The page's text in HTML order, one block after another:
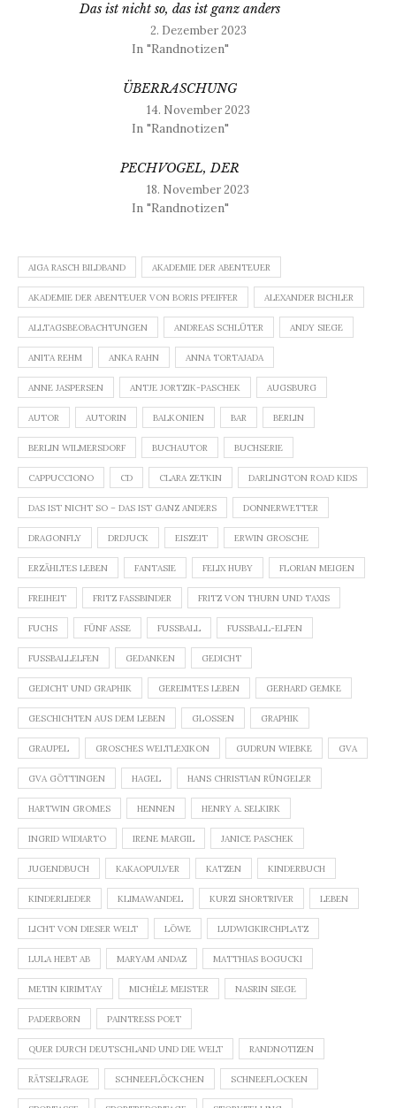
Das ist nicht so, das ist ganz anders
2. Dezember 2023
In "Randnotizen"
ÜBERRASCHUNG
14. November 2023
In "Randnotizen"
PECHVOGEL, DER
18. November 2023
In "Randnotizen"
AIGA RASCH BILDBAND AKADEMIE DER ABENTEUER
AKADEMIE DER ABENTEUER VON BORIS PFEIFFER ALEXANDER BICHLER
ALLTAGSBEOBACHTUNGEN ANDREAS SCHLÜTER ANDY SIEGE
ANITA REHM ANKA RAHN ANNA TORTAJADA
ANNE JASPERSEN ANTJE JORTZIK-PASCHEK AUGSBURG
AUTOR AUTORIN BALKONIEN BAR BERLIN
BERLIN WILMERSDORF BUCHAUTOR BUCHSERIE
CAPPUCCIONO CD CLARA ZETKIN DARLINGTON ROAD KIDS
DAS IST NICHT SO – DAS IST GANZ ANDERS DONNERWETTER
DRAGONFLY DRDJUCK EISZEIT ERWIN GROSCHE
ERZÄHLTES LEBEN FANTASIE FELIX HUBY FLORIAN MEIGEN
FREIHEIT FRITZ FASSBINDER FRITZ VON THURN UND TAXIS
FUCHS FÜNF ASSE FUSSBALL FUSSBALL-ELFEN
FUSSBALLELFEN GEDANKEN GEDICHT
GEDICHT UND GRAPHIK GEREIMTES LEBEN GERHARD GEMKE
GESCHICHTEN AUS DEM LEBEN GLOSSEN GRAPHIK
GRAUPEL GROSCHES WELTLEXIKON GUDRUN WIEBKE GVA
GVA GÖTTINGEN HAGEL HANS CHRISTIAN RÜNGELER
HARTWIN GROMES HENNEN HENRY A. SELKIRK
INGRID WIDIARTO IRENE MARGIL JANICE PASCHEK
JUGENDBUCH KAKAOPULVER KATZEN KINDERBUCH
KINDERLIEDER KLIMAWANDEL KURZI SHORTRIVER LEBEN
LICHT VON DIESER WELT LÖWE LUDWIGKIRCHPLATZ
LULA HEBT AB MARYAM ANDAZ MATTHIAS BOGUCKI
METIN KIRIMTAY MICHÈLE MEISTER NASRIN SIEGE
PADERBORN PAINTRESS POET
QUER DURCH DEUTSCHLAND UND DIE WELT RANDNOTIZEN
RÄTSELFRAGE SCHNEEFLÖCKCHEN SCHNEEFLOCKEN